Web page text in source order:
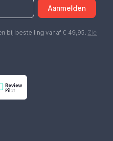
Aanmelden
bij bestelling vanaf € 49,95. Zie